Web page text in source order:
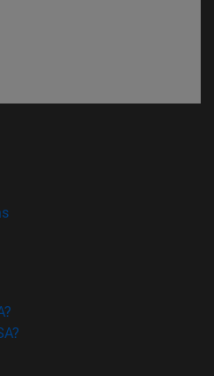
ventana)
(abre en nueva ventana)
(abre en nueva ventana)